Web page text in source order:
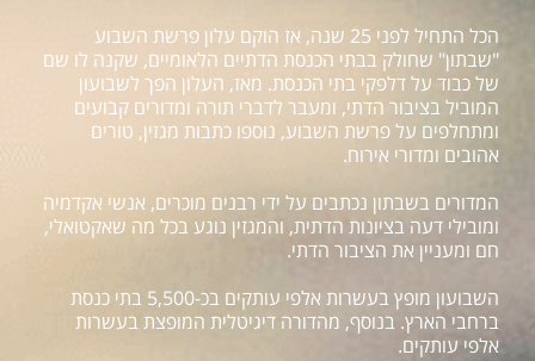
הכל התחיל לפני 25 שנה, אז הוקם עלון פרשת השבוע
"שבתון" שחולק בבתי הכנסת הדתיים הלאומיים, שקנה לו שם
של כבוד על דלפקי בתי הכנסת. מאז, העלון הפך לשבועון
המוביל בציבור הדתי, ומעבר לדברי תורה ומדורים קבועים
ומתחלפים על פרשת השבוע, נוספו כתבות מגזין, טורים
אהובים ומדורי אירוח.
המדורים בשבתון נכתבים על ידי רבנים מוכרים, אנשי אקדמיה
ומובילי דעה בציונות הדתית, והמגזין נוגע בכל מה שאקטואלי,
חם ומעניין את הציבור הדתי.
השבועון מופץ בעשרות אלפי עותקים בכ-5,500 בתי כנסת
ברחבי הארץ. בנוסף, מהדורה דיגיטלית המופצת בעשרות
אלפי עותקים.